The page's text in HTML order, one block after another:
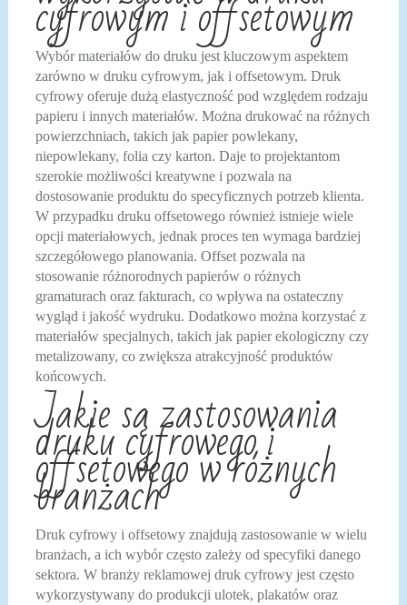
cyfrowym i offsetowym
Wybór materiałów do druku jest kluczowym aspektem
zarówno w druku cyfrowym, jak i offsetowym. Druk
cyfrowy oferuje dużą elastyczność pod względem rodzaju
papieru i innych materiałów. Można drukować na różnych
powierzchniach, takich jak papier powlekany,
niepowlekany, folia czy karton. Daje to projektantom
szerokie możliwości kreatywne i pozwala na
dostosowanie produktu do specyficznych potrzeb klienta.
W przypadku druku offsetowego również istnieje wiele
opcji materiałowych, jednak proces ten wymaga bardziej
szczegółowego planowania. Offset pozwala na
stosowanie różnorodnych papierów o różnych
gramaturach oraz fakturach, co wpływa na ostateczny
wygląd i jakość wydruku. Dodatkowo można korzystać z
materiałów specjalnych, takich jak papier ekologiczny czy
metalizowany, co zwiększa atrakcyjność produktów
końcowych.
Jakie są zastosowania
druku cyfrowego i
offsetowego w różnych
branżach
Druk cyfrowy i offsetowy znajdują zastosowanie w wielu
branżach, a ich wybór często zależy od specyfiki danego
sektora. W branży reklamowej druk cyfrowy jest często
wykorzystywany do produkcji ulotek, plakatów oraz